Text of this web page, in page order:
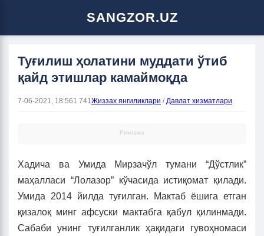
SANGZOR.UZ
Туғилиш ҳолатини муддати ўтиб
қайд этишлар камаймоқда
7-06-2021, 18:561 741Жиззах янгиликлари /Давлат хизматлари
Реклама
Хадича ва Умида Мирзачўл тумани “Дўстлик”
маҳалласи “Лолазор” кўчасида истиқомат қилади.
Умида 2014 йилда туғилган. Мактаб ёшига етган
қизалоқ минг афсуски мактабга қабул қилинмади.
Сабаби унинг туғилганлик ҳақидаги гувоҳномаси